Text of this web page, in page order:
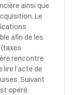
ainsi que
Le
afin de les
rencontre
l’acte de
Suivant
opéré.